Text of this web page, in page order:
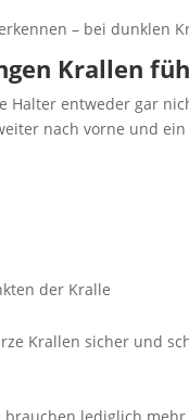
– bei dunklen
Krallen
Halter entweder gar
nach vorne und
der Kralle
Krallen sicher und